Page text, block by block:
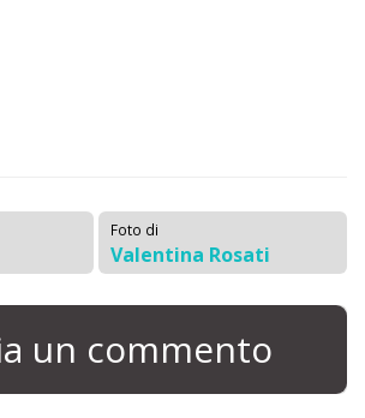
Foto di
Valentina Rosati
un commento